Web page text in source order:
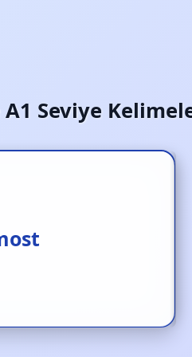
Seviye
[i.]